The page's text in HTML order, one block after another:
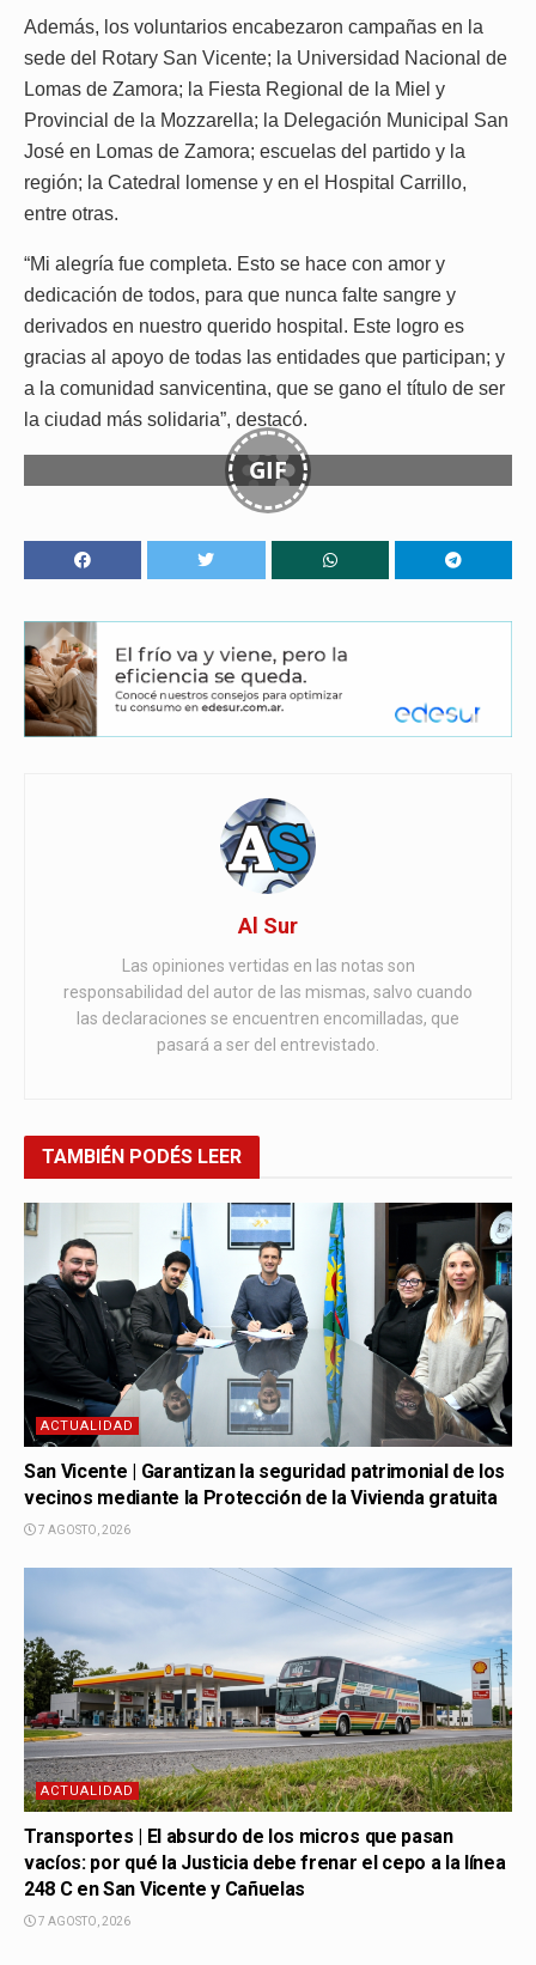
Además, los voluntarios encabezaron campañas en la
sede del Rotary San Vicente; la Universidad Nacional de
Lomas de Zamora; la Fiesta Regional de la Miel y
Provincial de la Mozzarella; la Delegación Municipal San
José en Lomas de Zamora; escuelas del partido y la
región; la Catedral lomense y en el Hospital Carrillo,
entre otras.
“Mi alegría fue completa. Esto se hace con amor y
dedicación de todos, para que nunca falte sangre y
derivados en nuestro querido hospital. Este logro es
gracias al apoyo de todas las entidades que participan; y
a la comunidad sanvicentina, que se gano el título de ser
la ciudad más solidaria”, destacó.
GIF
Al Sur
Las opiniones vertidas en las notas son
responsabilidad del autor de las mismas, salvo cuando
las declaraciones se encuentren encomilladas, que
pasará a ser del entrevistado.
TAMBIÉN PODÉS LEER
ACTUALIDAD
San Vicente | Garantizan la seguridad patrimonial de los
vecinos mediante la Protección de la Vivienda gratuita
7 AGOSTO, 2026
ACTUALIDAD
Transportes | El absurdo de los micros que pasan
vacíos: por qué la Justicia debe frenar el cepo a la línea
248 C en San Vicente y Cañuelas
7 AGOSTO, 2026